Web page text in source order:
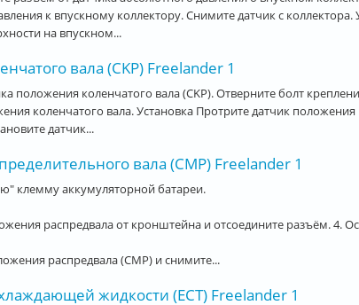
к впускному коллектору. Снимите датчик с коллектора.
на впускном...
вала (CKP) Freelander 1
положения коленчатого вала (CKP). Отверните болт
коленчатого вала. Установка Протрите датчик положения
датчик...
вала (CMP) Freelander 1
клемму аккумуляторной батареи.
распредвала от кронштейна и отсоедините разъём. 4.
распредвала (CMP) и снимите...
жидкости (ECT) Freelander 1